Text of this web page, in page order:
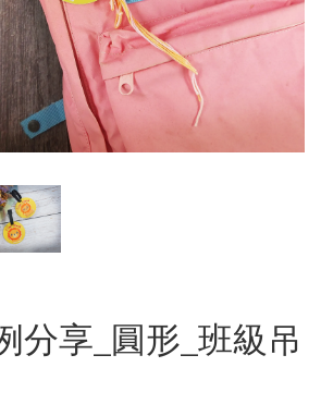
分享_圓形_班級吊